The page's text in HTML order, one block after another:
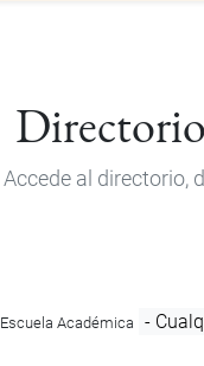
Accede al directorio,
Escuela Académica